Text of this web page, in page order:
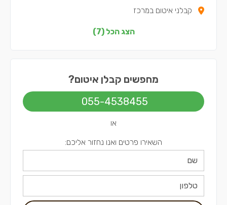
קבלני איטום במרכז
קבלני איטום בדרום
קבלני איטום בתל אביב
הצג הכל (7)
מחפשים קבלן איטום?
055-4538455
או
השאירו פרטים ואנו נחזור אליכם: